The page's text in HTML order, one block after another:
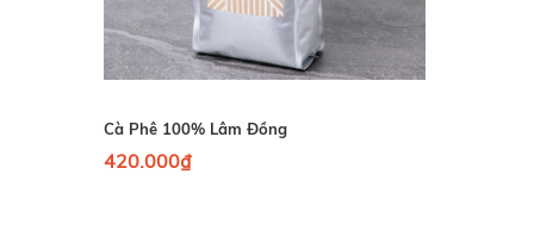
Cà Phê 100% Lâm Đồng
420.000₫